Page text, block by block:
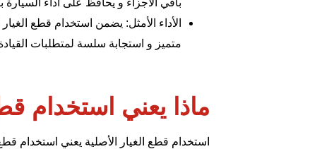
الأداء الأمثل: يضمن استخدام قطع
متميز و استجابة سلسة لمتطلبات
ماذا يعني استخدام
استخدام قطع الغيار الأصلية يعني استخدام